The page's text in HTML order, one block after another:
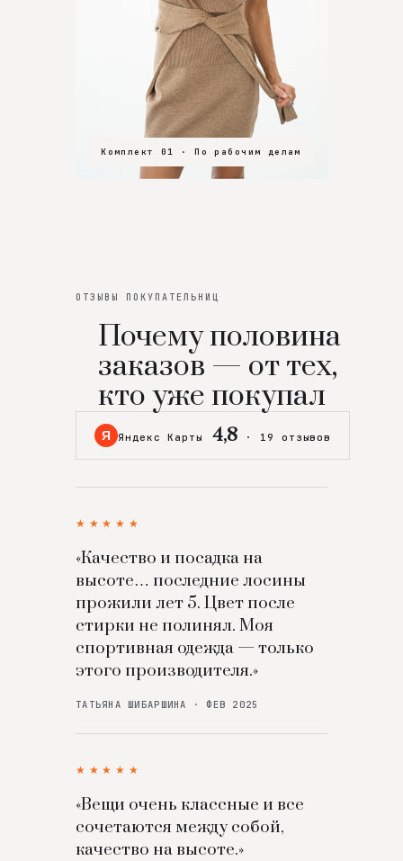
Комплект 01 · По рабочим делам
Комплект 02 · В зал
Комплект 03 · На особенный вечер
ОТЗЫВЫ ПОКУПАТЕЛЬНИЦ
Почему половина
заказов — от тех,
кто уже покупал
Я Яндекс Карты 4,8 · 19 отзывов
★★★★★
«Качество и посадка на
высоте… последние лосины
прожили лет 5. Цвет после
стирки не полинял. Моя
спортивная одежда — только
этого производителя.»
ТАТЬЯНА ШИБАРШИНА · ФЕВ 2025
★★★★★
«Вещи очень классные и все
сочетаются между собой,
качество на высоте.»